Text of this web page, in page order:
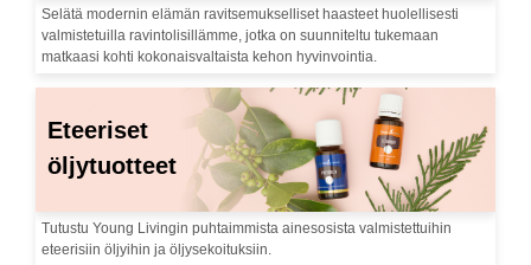
Selätä modernin elämän ravitsemukselliset haasteet huolellisesti
valmistetuilla ravintolisillämme, jotka on suunniteltu tukemaan
matkaasi kohti kokonaisvaltaista kehon hyvinvointia.
Eteeriset
öljytuotteet
Tutustu Young Livingin puhtaimmista ainesosista valmistettuihin
eteerisiin öljyihin ja öljysekoituksiin.